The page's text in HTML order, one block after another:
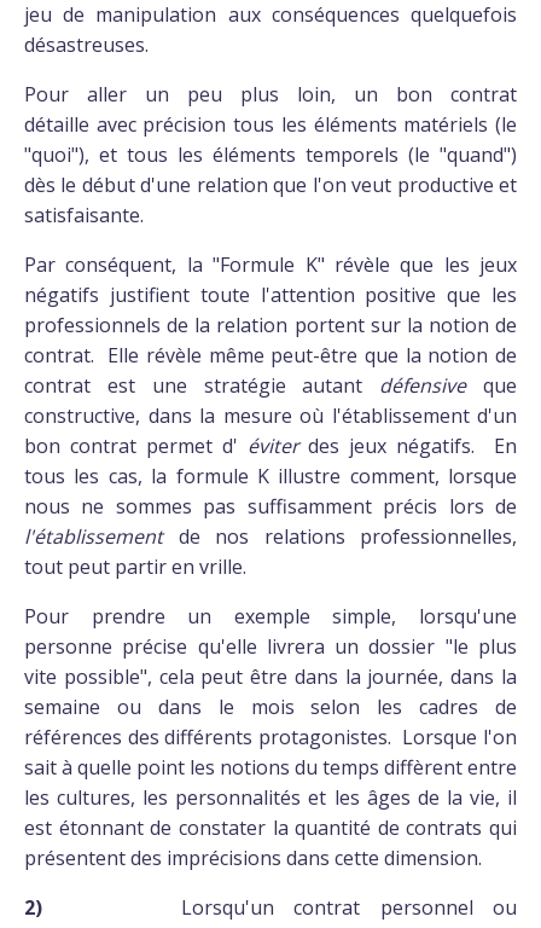
jeu de manipulation aux conséquences quelquefois
désastreuses.
Pour aller un peu plus loin, un bon contrat
détaille avec précision tous les éléments matériels (le
"quoi"), et tous les éléments temporels (le "quand")
dès le début d'une relation que l'on veut productive et
satisfaisante.
Par conséquent, la "Formule K" révèle que les jeux
négatifs justifient toute l'attention positive que les
professionnels de la relation portent sur la notion de
contrat. Elle révèle même peut-être que la notion de
contrat est une stratégie autant défensiveque
constructive, dans la mesure où l'établissement d'un
bon contrat permet d' éviterdes jeux négatifs. En
tous les cas, la formule K illustre comment, lorsque
nous ne sommes pas suffisamment précis lors de
l'établissement de nos relations professionnelles,
tout peut partir en vrille.
Pour prendre un exemple simple, lorsqu'une
personne précise qu'elle livrera un dossier "le plus
vite possible", cela peut être dans la journée, dans la
semaine ou dans le mois selon les cadres de
références des différents protagonistes. Lorsque l'on
sait à quelle point les notions du temps diffèrent entre
les cultures, les personnalités et les âges de la vie, il
est étonnant de constater la quantité de contrats qui
présentent des imprécisions dans cette dimension.
2)
Lorsqu'un contrat personnel ou